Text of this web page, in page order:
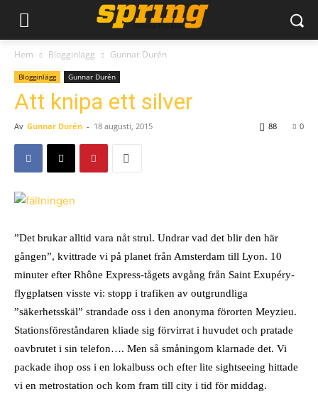
Hem Blogginlägg Gunnar Durén
Blogginlägg Gunnar Durén
Att knipa ett silver
Av Gunnar Durén - 18 augusti, 2015 0
88
”Det brukar alltid vara nåt strul. Undrar vad det blir den här
gången”, kvittrade vi på planet från Amsterdam till Lyon. 10
minuter efter Rhône Express-tågets avgång från Saint Exupéry-
flygplatsen visste vi: stopp i trafiken av outgrundliga
”säkerhetsskäl” strandade oss i den anonyma förorten Meyzieu.
Stationsföreståndaren kliade sig förvirrat i huvudet och pratade
oavbrutet i sin telefon…. Men så småningom klarnade det. Vi
packade ihop oss i en lokalbuss och efter lite sightseeing hittade
vi en metrostation och kom fram till city i tid för middag.